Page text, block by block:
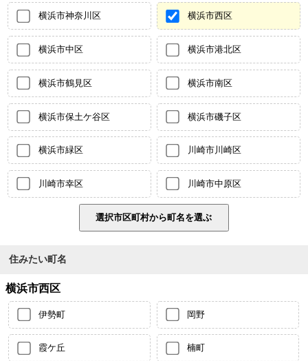
横浜市神奈川区 横浜市西区
横浜市中区 横浜市港北区
横浜市鶴見区 横浜市南区
横浜市保土ケ谷区 横浜市磯子区
横浜市緑区 川崎市川崎区
川崎市幸区 川崎市中原区
住みたい町名
横浜市西区
伊勢町 岡野
霞ケ丘 楠町